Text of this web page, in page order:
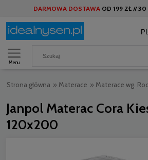
DARMOWA DOSTAWA OD 199 ZŁ //30
Menu
Strona główna » Materace » Materace wg.
Janpol Materac Cora
120x200